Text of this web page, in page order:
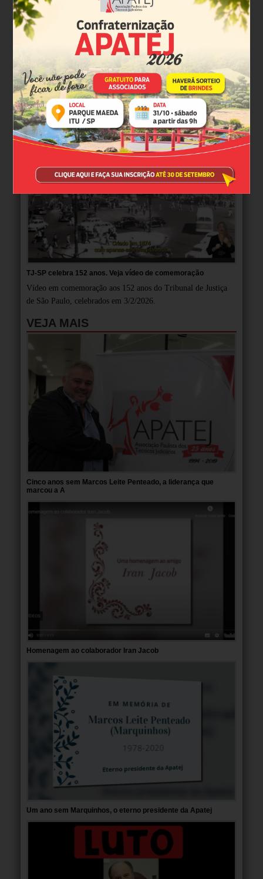
MULTIMÍDIA
TJ-SP celebra 152 anos. Veja vídeo de comemoração
Vídeo em comemoração aos 152 anos do Tribunal de Justiça
de São Paulo, celebrados em 3/2/2026.
VEJA MAIS
Cinco anos sem Marcos Leite Penteado, a liderança que
marcou a A
Homenagem ao colaborador Iran Jacob
Um ano sem Marquinhos, o eterno presidente da Apatej